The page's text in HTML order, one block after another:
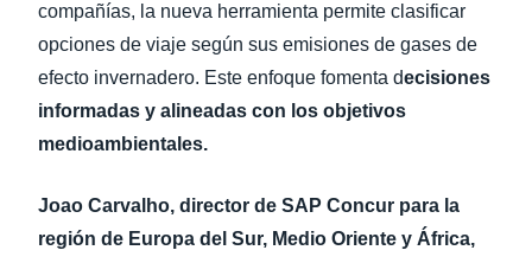
compañías, la nueva herramienta permite clasificar
opciones de viaje según sus emisiones de gases de
efecto invernadero. Este enfoque fomenta decisiones
informadas y alineadas con los objetivos
medioambientales.
Joao Carvalho, director de SAP Concur para la
región de Europa del Sur, Medio Oriente y África,